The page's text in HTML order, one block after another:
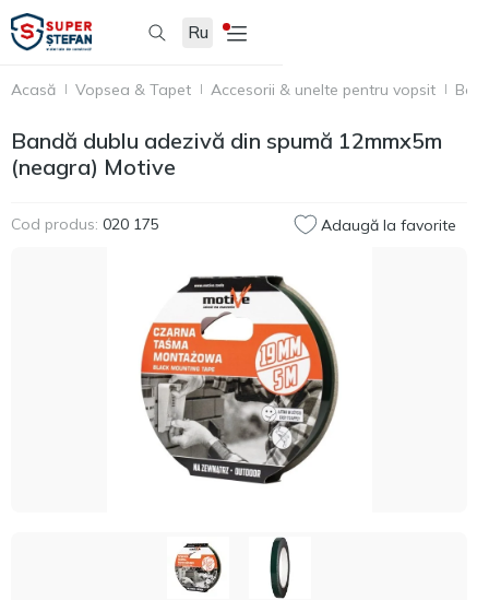
Ru
Acasă Vopsea & Tapet Accesorii & unelte pentru vopsit
Bandă dublu adezivă din spumă 12mmx5m
(neagra) Motive
Cod produs: 020 175 Adaugă la favorite